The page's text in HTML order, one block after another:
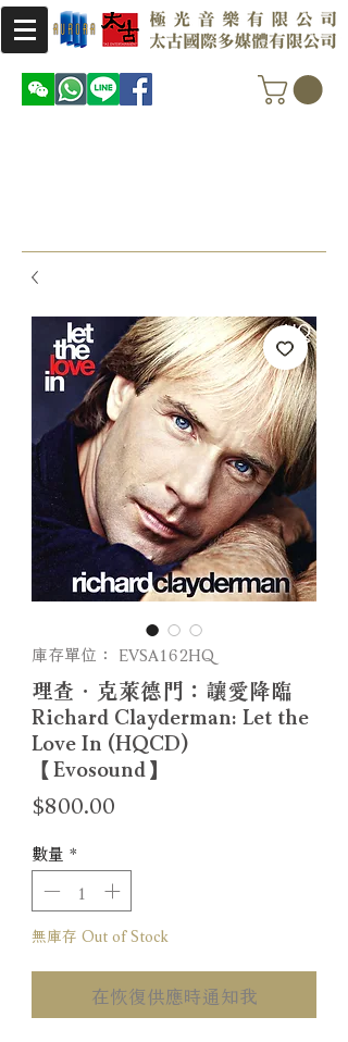
庫存單位： EVSA162HQ
理查．克萊德門：讓愛降臨
Richard Clayderman: Let the
Love In (HQCD)
【Evosound】
$800.00
數量 *
無庫存 Out of Stock
在恢復供應時通知我